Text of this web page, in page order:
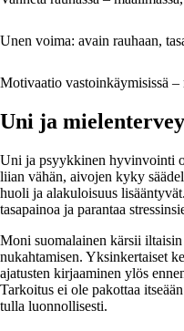
Unen voima: avain rauhaan,
Motivaatio vastoinkäymisissä
Uni ja
Uni ja psyykkinen hyvinvointi
liian vähän, aivojen kyky
huoli ja alakuloisuus
tasapainoa ja parantaa
Moni suomalainen kärsii iltaisin
nukahtamisen. Yksinkertaiset
ajatusten kirjaaminen ylös
Tarkoitus ei ole pakottaa
tulla luonnollisesti.